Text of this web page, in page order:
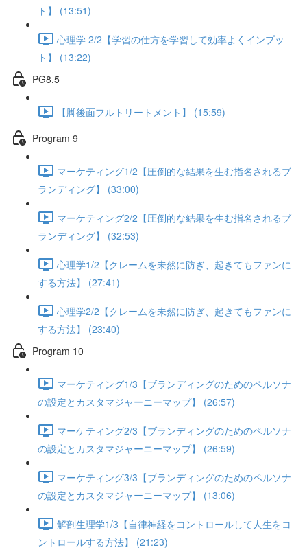
ト】 (13:51)
心理学 2/2【学習の仕方を学習して効率よくインプッ
ト】 (13:22)
PG8.5
【脚後面フルトリートメント】 (15:59)
Program 9
マーケティング1/2【圧倒的な結果を生む指名されるブ
ランディング】 (33:00)
マーケティング2/2【圧倒的な結果を生む指名されるブ
ランディング】 (32:53)
心理学1/2【クレームを未然に防ぎ、起きてもファンに
する方法】 (27:41)
心理学2/2【クレームを未然に防ぎ、起きてもファンに
する方法】 (23:40)
Program 10
マーケティング1/3【ブランディングのためのペルソナ
の設定とカスタマジャーニーマップ】 (26:57)
マーケティング2/3【ブランディングのためのペルソナ
の設定とカスタマジャーニーマップ】 (26:59)
マーケティング3/3【ブランディングのためのペルソナ
の設定とカスタマジャーニーマップ】 (13:06)
解剖生理学1/3【自律神経をコントロールして人生をコ
ントロールする方法】 (21:23)